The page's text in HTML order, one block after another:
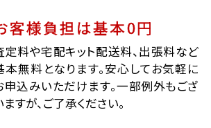
客様負担は基本0円
定料や宅配キット配送料、出張料など
本無料となります。安心してお気軽に
申込みいただけます。一部例外もござ
ますが、ご了承ください。